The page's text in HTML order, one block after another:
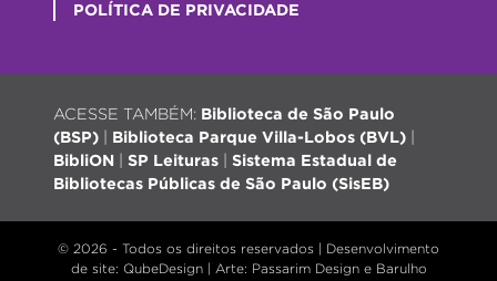
POLÍTICA DE PRIVACIDADE
ACESSE TAMBÉM: Biblioteca de São Paulo
(BSP)
Biblioteca Parque Villa-Lobos (BVL)
BibliON
SP Leituras
Sistema Estadual de
Bibliotecas Públicas de São Paulo (SisEB)
© 2026 - Todos os direitos reservados | Desenvolvimento
de site: QubeDesign | Arte: Passarim Design e Barulho